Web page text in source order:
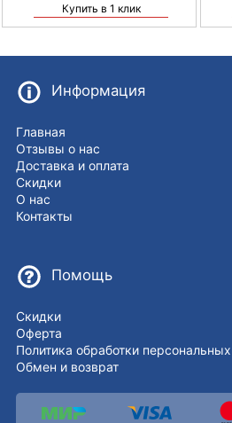
Купить в 1 клик
Информация
Главная
Отзывы о нас
Доставка и оплата
Скидки
О нас
Контакты
Помощь
Скидки
Оферта
Политика обработки
Обмен и возврат